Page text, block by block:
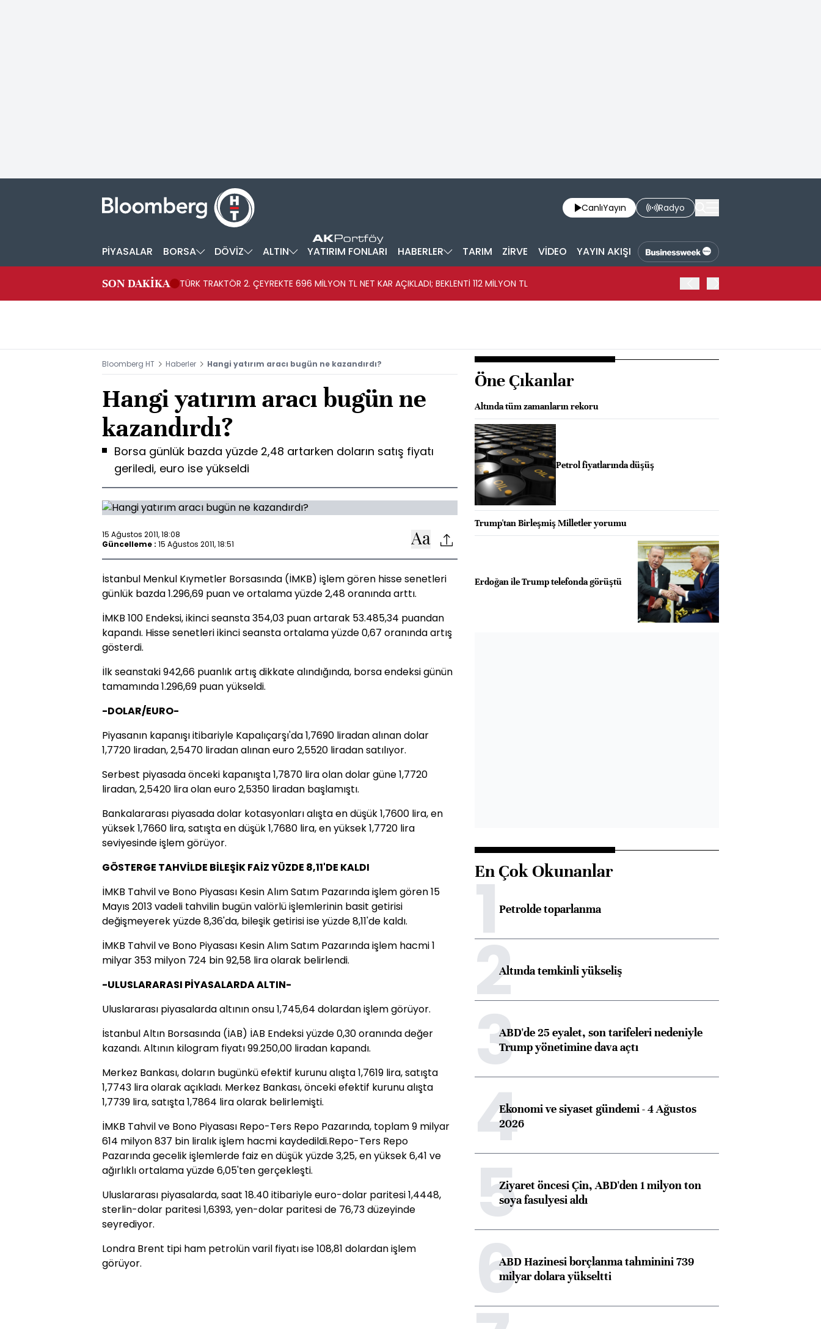
CanlıYayın Radyo
PİYASALAR BORSA DÖVİZ ALTIN YATIRIM FONLARI HABERLER TARIM ZİRVE VİDEO YAYIN AKIŞI
SON DAKİKA TÜRK TRAKTÖR 2. ÇEYREKTE 696 MİLYON TL NET KAR AÇIKLADI; BEKLENTİ 112 MİLYON TL
Bloomberg HT Haberler Hangi yatırım aracı bugün ne kazandırdı?
Hangi yatırım aracı bugün ne
kazandırdı?
Borsa günlük bazda yüzde 2,48 artarken doların satış fiyatı
geriledi, euro ise yükseldi
15 Ağustos 2011, 18:08
Güncelleme : 15 Ağustos 2011, 18:51
İstanbul Menkul Kıymetler Borsasında (İMKB) işlem gören hisse senetleri
günlük bazda 1.296,69 puan ve ortalama yüzde 2,48 oranında arttı.
İMKB 100 Endeksi, ikinci seansta 354,03 puan artarak 53.485,34 puandan
kapandı. Hisse senetleri ikinci seansta ortalama yüzde 0,67 oranında artış
gösterdi.
İlk seanstaki 942,66 puanlık artış dikkate alındığında, borsa endeksi günün
tamamında 1.296,69 puan yükseldi.
-DOLAR/EURO-
Piyasanın kapanışı itibariyle Kapalıçarşı'da 1,7690 liradan alınan dolar
1,7720 liradan, 2,5470 liradan alınan euro 2,5520 liradan satılıyor.
Serbest piyasada önceki kapanışta 1,7870 lira olan dolar güne 1,7720
liradan, 2,5420 lira olan euro 2,5350 liradan başlamıştı.
Bankalararası piyasada dolar kotasyonları alışta en düşük 1,7600 lira, en
yüksek 1,7660 lira, satışta en düşük 1,7680 lira, en yüksek 1,7720 lira
seviyesinde işlem görüyor.
GÖSTERGE TAHVİLDE BİLEŞİK FAİZ YÜZDE 8,11'DE KALDI
İMKB Tahvil ve Bono Piyasası Kesin Alım Satım Pazarında işlem gören 15
Mayıs 2013 vadeli tahvilin bugün valörlü işlemlerinin basit getirisi
değişmeyerek yüzde 8,36'da, bileşik getirisi ise yüzde 8,11'de kaldı.
İMKB Tahvil ve Bono Piyasası Kesin Alım Satım Pazarında işlem hacmi 1
milyar 353 milyon 724 bin 92,58 lira olarak belirlendi.
-ULUSLARARASI PİYASALARDA ALTIN-
Uluslararası piyasalarda altının onsu 1,745,64 dolardan işlem görüyor.
İstanbul Altın Borsasında (İAB) İAB Endeksi yüzde 0,30 oranında değer
kazandı. Altının kilogram fiyatı 99.250,00 liradan kapandı.
Merkez Bankası, doların bugünkü efektif kurunu alışta 1,7619 lira, satışta
1,7743 lira olarak açıkladı. Merkez Bankası, önceki efektif kurunu alışta
1,7739 lira, satışta 1,7864 lira olarak belirlemişti.
İMKB Tahvil ve Bono Piyasası Repo-Ters Repo Pazarında, toplam 9 milyar
614 milyon 837 bin liralık işlem hacmi kaydedildi.Repo-Ters Repo
Pazarında gecelik işlemlerde faiz en düşük yüzde 3,25, en yüksek 6,41 ve
ağırlıklı ortalama yüzde 6,05'ten gerçekleşti.
Uluslararası piyasalarda, saat 18.40 itibariyle euro-dolar paritesi 1,4448,
sterlin-dolar paritesi 1,6393, yen-dolar paritesi de 76,73 düzeyinde
seyrediyor.
Londra Brent tipi ham petrolün varil fiyatı ise 108,81 dolardan işlem
görüyor.
Öne Çıkanlar
Altında tüm zamanların rekoru
Petrol fiyatlarında düşüş
Trump'tan Birleşmiş Milletler yorumu
Erdoğan ile Trump telefonda görüştü
En Çok Okunanlar
1Petrolde toparlanma
2Altında temkinli yükseliş
3ABD'de 25 eyalet, son tarifeleri nedeniyle
Trump yönetimine dava açtı
4Ekonomi ve siyaset gündemi - 4 Ağustos
2026
5Ziyaret öncesi Çin, ABD'den 1 milyon ton
soya fasulyesi aldı
6ABD Hazinesi borçlanma tahminini 739
milyar dolara yükseltti